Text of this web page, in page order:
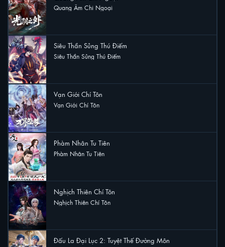
Quang Âm Chi Ngoại
Siêu Thần Sủng Thú Điếm
Siêu Thần Sủng Thú Điếm
Vạn Giới Chí Tôn
Vạn Giới Chí Tôn
Phàm Nhân Tu Tiên
Phàm Nhân Tu Tiên
Nghịch Thiên Chí Tôn
Nghịch Thiên Chí Tôn
Đấu La Đại Lục 2: Tuyệt Thế Đường Môn